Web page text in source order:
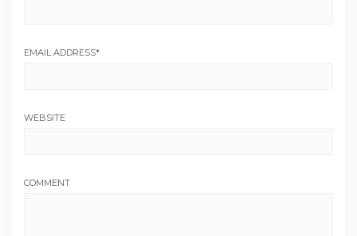
EMAIL ADDRESS*
WEBSITE
COMMENT